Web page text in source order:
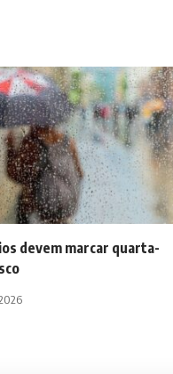
devem marcar quarta-